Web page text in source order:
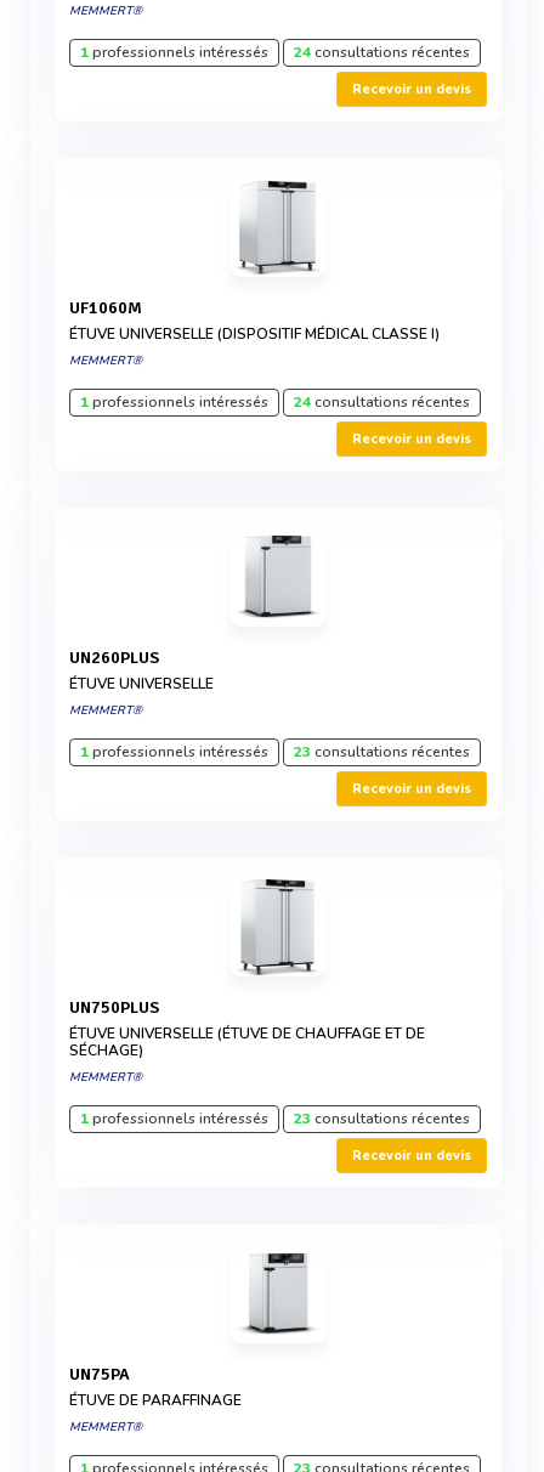
MEMMERT®
1professionnels intéressés 24consultations récentes
Recevoir un devis
UF1060M
ÉTUVE UNIVERSELLE (DISPOSITIF MÉDICAL CLASSE I)
MEMMERT®
1professionnels intéressés 24consultations récentes
Recevoir un devis
UN260PLUS
ÉTUVE UNIVERSELLE
MEMMERT®
1professionnels intéressés 23 consultations récentes
Recevoir un devis
UN750PLUS
ÉTUVE UNIVERSELLE (ÉTUVE DE CHAUFFAGE ET DE
SÉCHAGE)
MEMMERT®
1professionnels intéressés 23 consultations récentes
Recevoir un devis
UN75PA
ÉTUVE DE PARAFFINAGE
MEMMERT®